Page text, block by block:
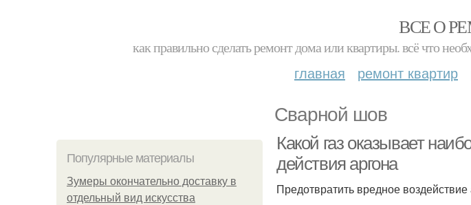
ВСЕ О
как правильно сделать ремонт дома или квартиры. всё что
главная ремонт квартир
Сварной шов
Популярные материалы
Зумеры окончательно доставку в
отдельный вид искусства
Какой газ оказывает
действия аргона
Предотвратить вредное